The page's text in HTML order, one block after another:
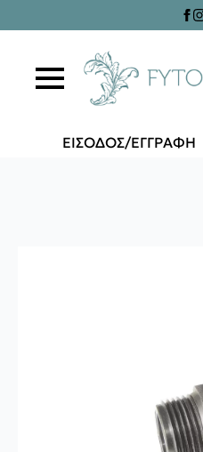
ΕΙΣΟΔΟΣ/ΕΓΓΡΑΦΗ